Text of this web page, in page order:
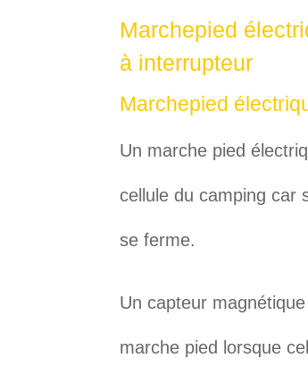
Marchepied
à interrupteur
Marchepied
Un marche pied
cellule du camping car
se ferme.
Un capteur
marche pied lorsque